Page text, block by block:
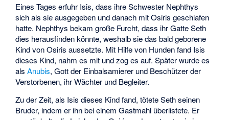
Eines Tages erfuhr Isis, dass ihre Schwester Nephthys
sich als sie ausgegeben und danach mit Osiris geschlafen
hatte. Nephthys bekam große Furcht, dass ihr Gatte Seth
dies herausfinden könnte, weshalb sie das bald geborene
Kind von Osiris aussetzte. Mit Hilfe von Hunden fand Isis
dieses Kind, nahm es mit und zog es auf. Später wurde es
alsAnubis, Gott der Einbalsamierer und Beschützer der
Verstorbenen, ihr Wächter und Begleiter.
Zu der Zeit, als Isis dieses Kind fand, tötete Seth seinen
Bruder, indem er ihn bei einem Gastmahl überlistete. Er